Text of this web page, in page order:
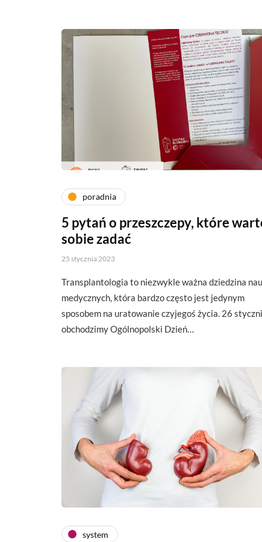
poradnia
5 pytań o przeszczepy, które
sobie zadać
25 stycznia 2023
Transplantologia to niezwykle ważna dziedzina
medycznych, która bardzo często jest jedynym
sposobem na uratowanie czyjegoś życia. 26
obchodzimy Ogólnopolski Dzień…
system